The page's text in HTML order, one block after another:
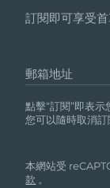
訂閱即可享受首
郵箱地址
點擊“訂閱”即表
您可以隨時取消訂
本網站受
款 。